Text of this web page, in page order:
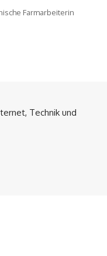
Farmarbeiterin
Technik und